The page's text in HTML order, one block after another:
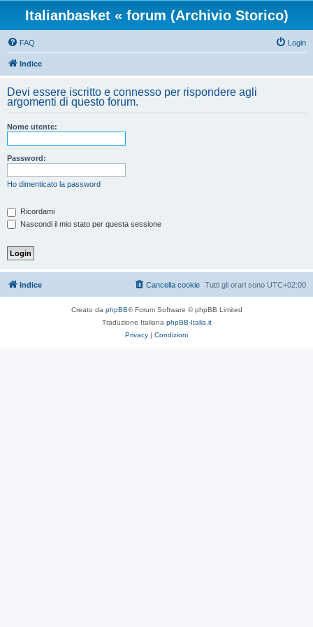
Italianbasket « forum (Archivio Storico)
FAQ Login
Indice
Devi essere iscritto e connesso per rispondere agli
argomenti di questo forum.
Nome utente:
Password:
Ho dimenticato la password
Ricordami
Nascondi il mio stato per questa sessione
Indice Tutti gli orari sono UTC+02:00
Cancella cookie
Creato da phpBB® Forum Software © phpBB Limited
Traduzione Italiana phpBB-Italia.it
Privacy | Condizioni